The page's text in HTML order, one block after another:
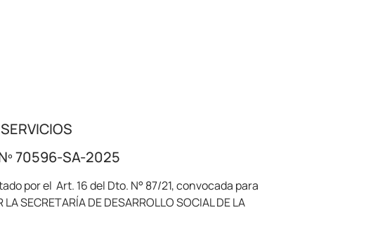
70596-SA-2025
por el Art. 16 del Dto. N° 87/21, convocada para
SECRETARÍA DE DESARROLLO SOCIAL DE LA